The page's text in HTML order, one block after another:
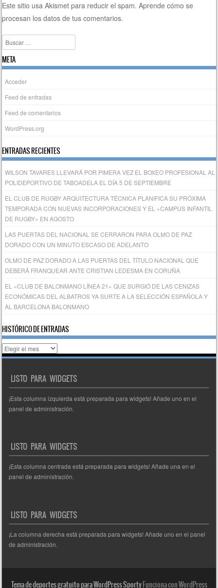
Este sitio usa Akismet para reducir el spam.Aprende cómo se
procesan los datos de tus comentarios.
Buscar
META
Acceder
Feed de entradas
Feed de comentarios
WordPress.org
ENTRADAS RECIENTES
WILSON TAVARES LLEVARÁ POR PIMERA VEZ EL BOXEO PROFESIONAL AL
POLIDEPORTIVO DE TABOADELA EL DÍA 5 DE SEPTIEMBRE
EL CLUB DE RUGBY ARQUITECTURA TÉCNICA PLANIFICA SU PRÓXIMA
TEMPORADA CON NUEVAS INCORPORACIONES Y EL «CAMPUS INFANTIL
DE RUGBY» EN AGOSTO
LAS PUERTAS DEL NACIONAL SE CERRARON PARA OLMO DE PAZ
DORADO CON UN MINUTO ESCASO DE ADELANTO
OLMO DE PAZ DORADO A LAS PUERTAS DEL TÍTULO NACIONAL QUE
DEBERÁ FRANQUEAR ANTE CRISTIAN LEDESMA EN CORUÑA
EL «CLUB DE BALONMANO LÍNEA 21» QUE SURGIÓ DE LAS CENIZAS
ECONÓMICAS DEL ALBATROS YA SURTE A LA SELECCIÓN ESPAÑOLA Y
AL BARCELONA BALONMANO
HISTÓRICO DE ENTRADAS
Histórico
de
LISTO PARA WIDGETS
¡Esta columna izquierda está preparada para widgets! Añade uno en el
panel de administración.
LISTO PARA WIDGETS
¡Esta columna centrada está preparada para widgets! Añade una en el
panel de administración.
LISTO PARA WIDGETS
¡La columna derecha está preparada para widgets! Añade uno en el panel
de administración.
Tema de deportes gratuito para WordPress SportyFunciona con WordPress